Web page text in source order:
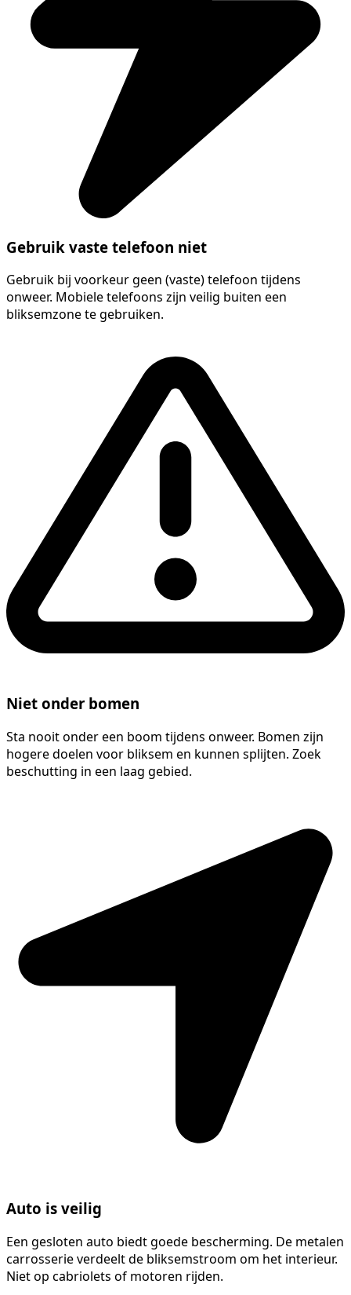
Gebruik vaste telefoon niet
Gebruik bij voorkeur geen (vaste) telefoon tijdens
onweer. Mobiele telefoons zijn veilig buiten een
bliksemzone te gebruiken.
Niet onder bomen
Sta nooit onder een boom tijdens onweer. Bomen zijn
hogere doelen voor bliksem en kunnen splijten. Zoek
beschutting in een laag gebied.
Auto is veilig
Een gesloten auto biedt goede bescherming. De metalen
carrosserie verdeelt de bliksemstroom om het interieur.
Niet op cabriolets of motoren rijden.